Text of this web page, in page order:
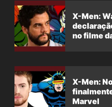
X-Men:
no filme
X-Men:
Marvel